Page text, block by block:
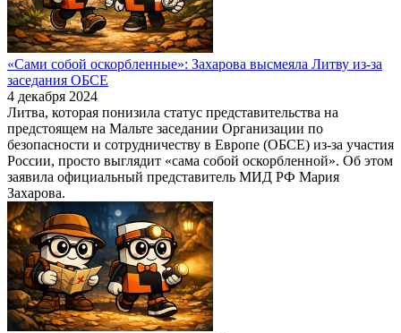
«Сами собой оскорбленные»: Захарова высмеяла Литву из-за
заседания ОБСЕ
4 декабря 2024
Литва, которая понизила статус представительства на
предстоящем на Мальте заседании Организации по
безопасности и сотрудничеству в Европе (ОБСЕ) из-за участия
России, просто выглядит «сама собой оскорбленной». Об этом
заявила официальный представитель МИД РФ Мария
Захарова.